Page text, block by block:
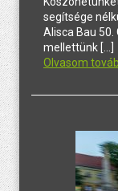
segítsége
Alisca Bau 50.
mellettünk […]
Olvasom